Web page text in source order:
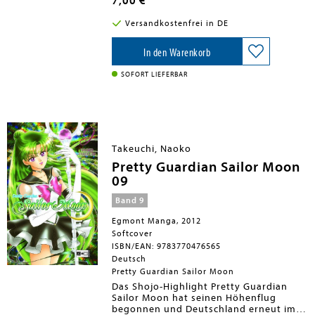
Platz 1 der Manga-Bestsellerlisten ein
und täglich erreichen den Verlag
begeisterte Stimmen der Leser und
Leserinnen. Die schicken Cover und
prächtigen Farbseiten, sowie die neue
Übersetzung der Re-Edition überzeugen
mühelos und faszinieren Groß und
Leserinnen gewonnen. Die süße Usagi
Tsukino ist und bleibt die große Heldin
der Manga-Welt!
Versandkostenfrei in DE
In den Warenkorb
SOFORT LIEFERBAR
Takeuchi, Naoko
Pretty Guardian Sailor Moon
09
Band 9
Egmont Manga, 2012
Softcover
ISBN/EAN: 9783770476565
Deutsch
Pretty Guardian Sailor Moon
Das Shojo-Highlight Pretty Guardian
Sailor Moon hat seinen Höhenflug
begonnen und Deutschland erneut im